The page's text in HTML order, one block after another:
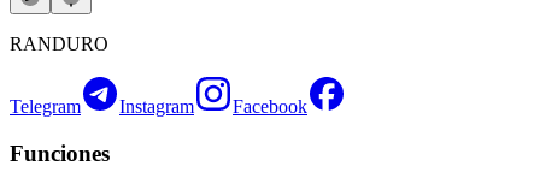
RANDURO
Telegram Instagram Facebook
Funciones